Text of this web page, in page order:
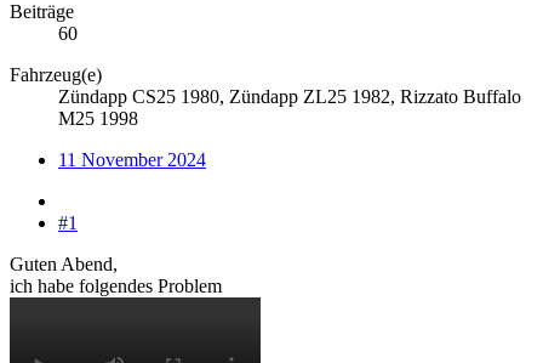
Beiträge
60
Fahrzeug(e)
Zündapp CS25 1980, Zündapp ZL25 1982, Rizzato Buffalo
M25 1998
11 November 2024
#1
Guten Abend,
ich habe folgendes Problem